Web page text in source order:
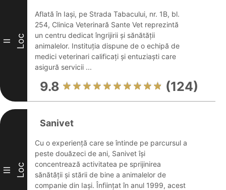
II Loc
Aflată în Iași, pe Strada Tabacului, nr. 1B, bl.
254, Clinica Veterinară Sante Vet reprezintă
un centru dedicat îngrijirii și sănătății
animalelor. Instituția dispune de o echipă de
medici veterinari calificați și entuziaști care
asigură servicii ...
9.8 (124)
III Loc
Sanivet
Cu o experiență care se întinde pe parcursul a
peste douăzeci de ani, Sanivet își
concentrează activitatea pe sprijinirea
sănătății și stării de bine a animalelor de
companie din Iași. Înființat în anul 1999, acest